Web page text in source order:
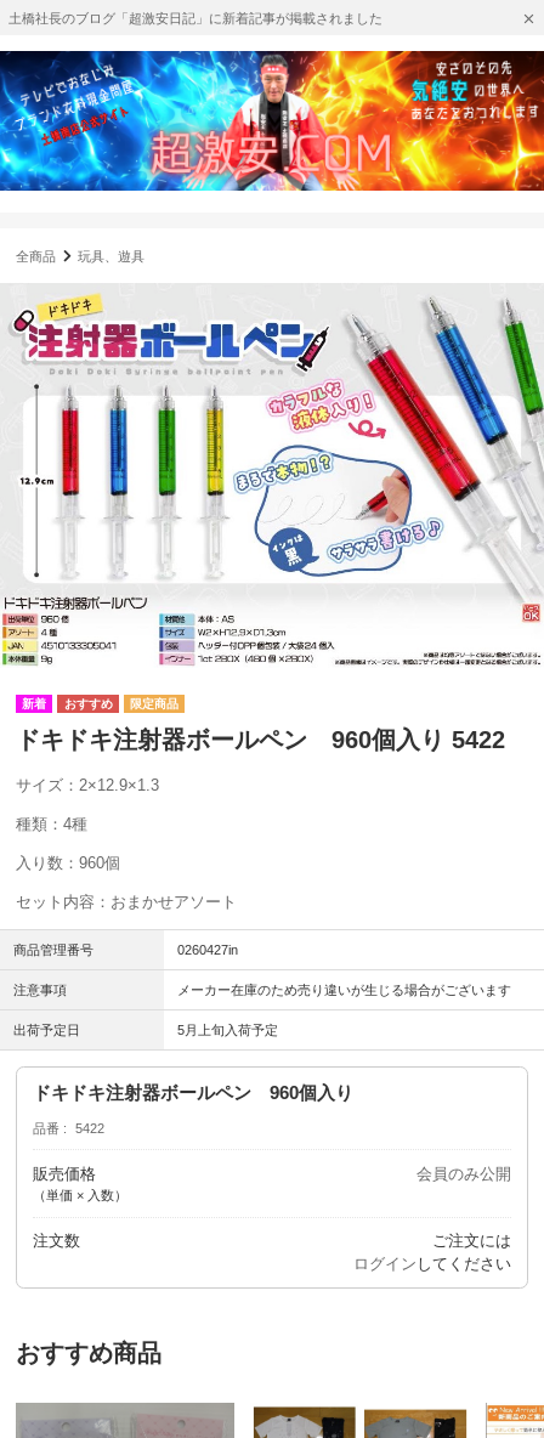
土橋社長のブログ「超激安日記」に新着記事が掲載されました
全商品 玩具、遊具
ドキドキ注射器ボールペン 960個入り 5422
サイズ：2×12.9×1.3
種類：4種
入り数：960個
セット内容：おまかせアソート
商品管理番号 0260427in
注意事項 メーカー在庫のため売り違いが生じる場合がございます
出荷予定日 5月上旬入荷予定
ドキドキ注射器ボールペン 960個入り
品番 5422
販売価格
（単価 × 入数）
会員のみ公開
注文数
ご注文には
ログイン してください
おすすめ商品